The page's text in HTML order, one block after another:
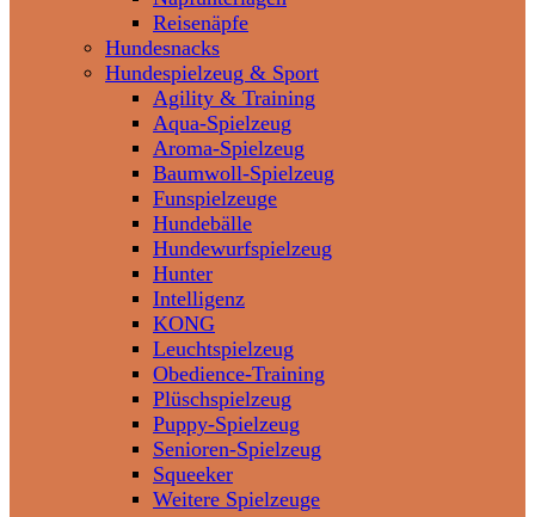
Reisenäpfe
Hundesnacks
Hundespielzeug & Sport
Agility & Training
Aqua-Spielzeug
Aroma-Spielzeug
Baumwoll-Spielzeug
Funspielzeuge
Hundebälle
Hundewurfspielzeug
Hunter
Intelligenz
KONG
Leuchtspielzeug
Obedience-Training
Plüschspielzeug
Puppy-Spielzeug
Senioren-Spielzeug
Squeeker
Weitere Spielzeuge